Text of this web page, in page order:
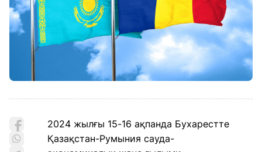
2024 жылғы 15-16 ақпанда Бухарестте
Қазақстан-Румыния сауда-